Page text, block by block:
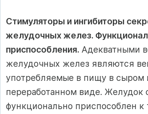
Стимуляторы и ингибиторы
желудочных желез.
приспособления. Адекватными
желудочных желез являются
употребляемые в пищу в сыром
переработанном виде. Желудок
функционально приспособлен к